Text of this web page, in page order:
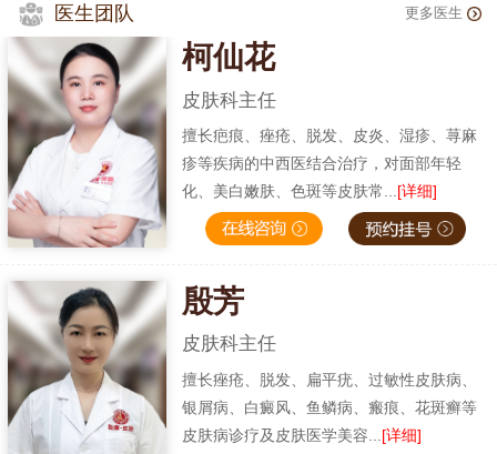
医生团队 更多医生
柯仙花
皮肤科主任
擅长疤痕、痤疮、脱发、皮炎、湿疹、荨麻
疹等疾病的中西医结合治疗，对面部年轻
化、美白嫩肤、色斑等皮肤常... [详细]
殷芳
皮肤科主任
擅长痤疮、脱发、扁平疣、过敏性皮肤病、
银屑病、白癜风、鱼鳞病、瘢痕、花斑癣等
皮肤病诊疗及皮肤医学美容... [详细]